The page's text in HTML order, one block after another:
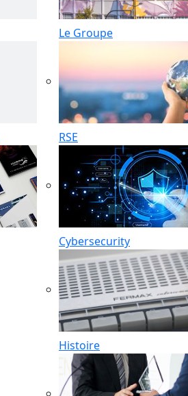
Le Groupe
RSE
Cybersecurity
Histoire